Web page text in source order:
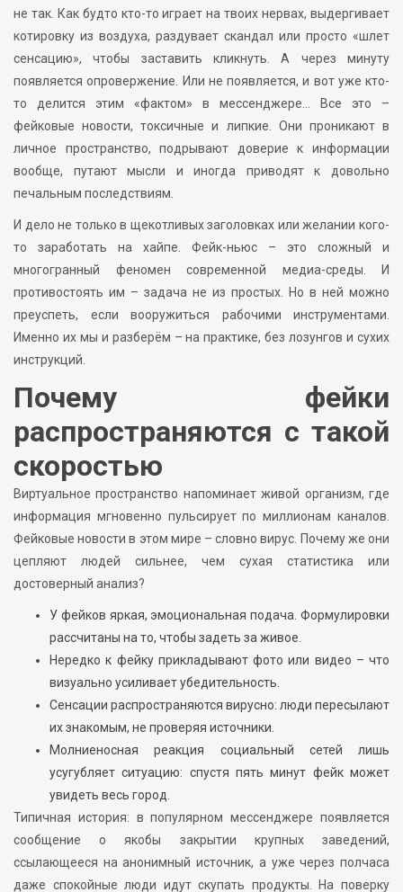
не так. Как будто кто-то играет на твоих нервах, выдергивает
котировку из воздуха, раздувает скандал или просто «шлет
сенсацию», чтобы заставить кликнуть. А через минуту
появляется опровержение. Или не появляется, и вот уже кто-
то делится этим «фактом» в мессенджере… Все это –
фейковые новости, токсичные и липкие. Они проникают в
личное пространство, подрывают доверие к информации
вообще, путают мысли и иногда приводят к довольно
печальным последствиям.
И дело не только в щекотливых заголовках или желании кого-
то заработать на хайпе. Фейк-ньюс – это сложный и
многогранный феномен современной медиа-среды. И
противостоять им – задача не из простых. Но в ней можно
преуспеть, если вооружиться рабочими инструментами.
Именно их мы и разберём – на практике, без лозунгов и сухих
инструкций.
Почему фейки
распространяются с такой
скоростью
Виртуальное пространство напоминает живой организм, где
информация мгновенно пульсирует по миллионам каналов.
Фейковые новости в этом мире – словно вирус. Почему же они
цепляют людей сильнее, чем сухая статистика или
достоверный анализ?
У фейков яркая, эмоциональная подача. Формулировки
рассчитаны на то, чтобы задеть за живое.
Нередко к фейку прикладывают фото или видео – что
визуально усиливает убедительность.
Сенсации распространяются вирусно: люди пересылают
их знакомым, не проверяя источники.
Молниеносная реакция социальный сетей лишь
усугубляет ситуацию: спустя пять минут фейк может
увидеть весь город.
Типичная история: в популярном мессенджере появляется
сообщение о якобы закрытии крупных заведений,
ссылающееся на анонимный источник, а уже через полчаса
даже спокойные люди идут скупать продукты. На поверку